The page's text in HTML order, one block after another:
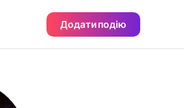
Додати подію